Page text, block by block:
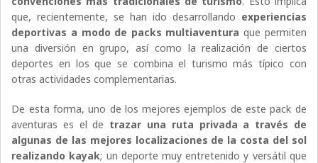
que, recientemente, se han ido desarrollando experiencias
deportivas a modo de packs multiaventura que permiten
una diversión en grupo, así como la realización de ciertos
deportes en los que se combina el turismo más típico con
otras actividades complementarias.
De esta forma, uno de los mejores ejemplos de este pack de
aventuras es el de trazar una ruta privada a través de
algunas de las mejores localizaciones de la costa del sol
realizando kayak; un deporte muy entretenido y versátil que